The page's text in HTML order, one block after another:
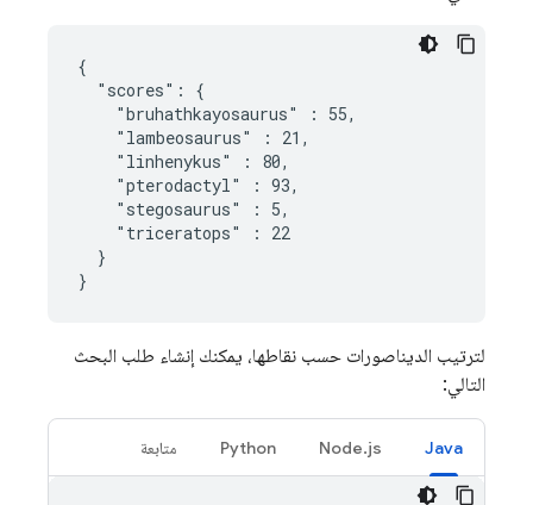
{
  "scores": {
    "bruhathkayosaurus" : 55,
    "lambeosaurus" : 21,
    "linhenykus" : 80,
    "pterodactyl" : 93,
    "stegosaurus" : 5,
    "triceratops" : 22
  }
}
لترتيب الديناصورات حسب نقاطها، يمكنك إنشاء طلب البحث
التالي:
Java
Node.js
Python متابعة